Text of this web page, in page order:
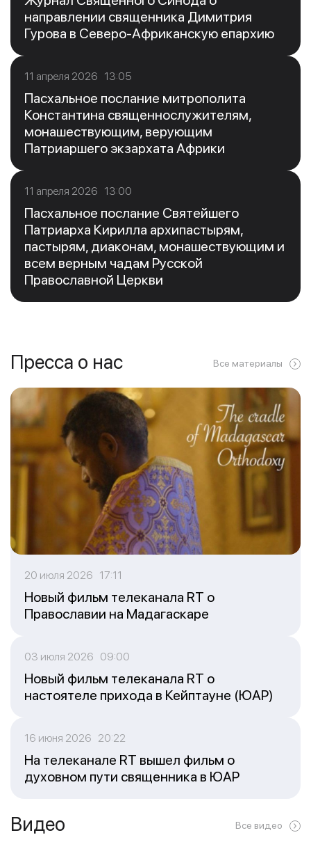
направлении священника Димитрия
Гурова в Северо-Африканскую епархию
11 апреля 2026 13:05
Пасхальное послание митрополита
Константина священнослужителям,
монашествующим, верующим
Патриаршего экзархата Африки
11 апреля 2026 13:00
Пасхальное послание Святейшего
Патриарха Кирилла архипастырям,
пастырям, диаконам, монашествующим и
всем верным чадам Русской
Православной Церкви
Пресса о нас Все материалы
20 июля 2026 17:11
Новый фильм телеканала RT о
Православии на Мадагаскаре
03 июля 2026 09:00
Новый фильм телеканала RT о
настоятеле прихода в Кейптауне (ЮАР)
16 июня 2026 20:22
На телеканале RT вышел фильм о
духовном пути священника в ЮАР
Видео Все видео